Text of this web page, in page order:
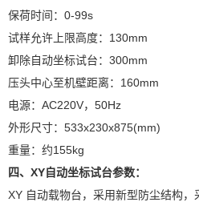
保荷时间：0-99s
试样允许上限高度：130mm
卸除自动坐标试台：300mm
压头中心至机壁距离：160mm
电源：AC220V，50Hz
外形尺寸：533x230x875(mm)
重量：约155kg
四、XY自动坐标试台参数：
XY 自动载物台，采用新型防尘结构